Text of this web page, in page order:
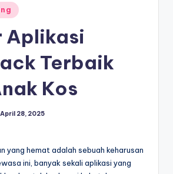
Aplikasi
Terbaik
Kos
April 28, 2025
yang hemat adalah sebuah keharusan
ini, banyak sekali aplikasi yang